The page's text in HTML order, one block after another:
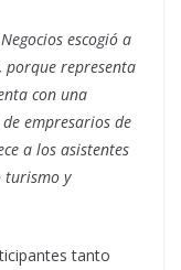
escogió a
porque representa
con una
empresarios de
a los asistentes
turismo y
tanto